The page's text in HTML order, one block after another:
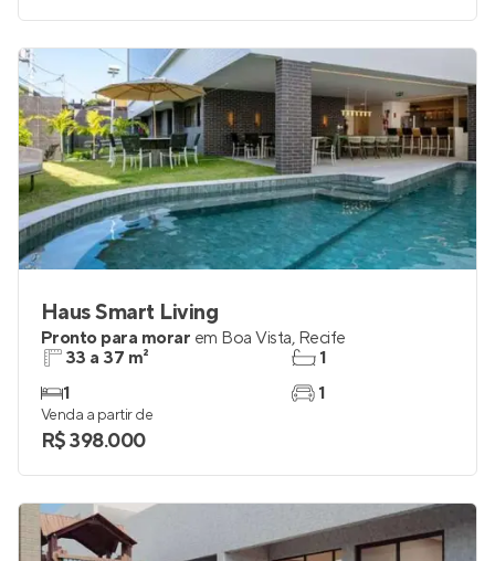
Haus Smart Living
Pronto para morar em Boa Vista, Recife
33 a 37 m²
1
1
1
Venda a partir de
R$ 398.000